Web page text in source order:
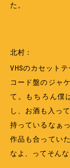
た。
北村：
VHSのカセット
コード盤のジャ
て。もちろん僕
し、お酒も入っ
持っているなぁ
作品も合ってい
なよ、ってそん